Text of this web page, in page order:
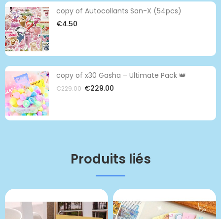
copy of Autocollants San-X (54pcs)
€4.50
copy of x30 Gasha – Ultimate Pack 👑
€229.00 €229.00
Produits liés